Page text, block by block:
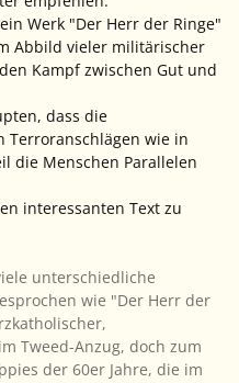
Werk "Der Herr der Ringe"
Abbild vieler militärischer
Kampf zwischen Gut und
dass die
Terroranschlägen wie in
die Menschen Parallelen
interessanten Text zu
unterschiedliche
wie "Der Herr der
Tweed-Anzug, doch zum
der 60er Jahre, die im